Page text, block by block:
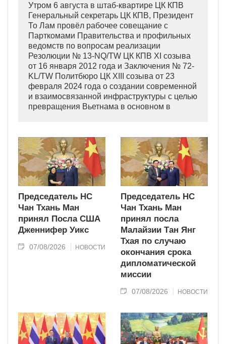
Утром 6 августа в штаб-квартире ЦК КПВ
Генеральный секретарь ЦК КПВ, Президент
То Лам провёл рабочее совещание с
Парткомами Правительства и профильных
ведомств по вопросам реализации
Резолюции № 13-NQ/TW ЦК КПВ XI созыва
от 16 января 2012 года и Заключения № 72-
KL/TW Политбюро ЦК XIII созыва от 23
февраля 2024 года о создании современной
и взаимосвязанной инфраструктуры с целью
превращения Вьетнама в основном в
Председатель НС
Чан Тхань Ман
принял Посла США
Дженнифер Уикс
07/08/2026 НОВОСТИ
Председатель НС
Чан Тхань Ман
принял посла
Малайзии Тан Янг
Тхая по случаю
окончания срока
дипломатической
миссии
07/08/2026 НОВОСТИ